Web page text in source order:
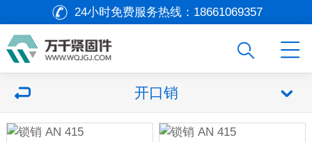
24小时免费服务热线： 18661069357
开口销